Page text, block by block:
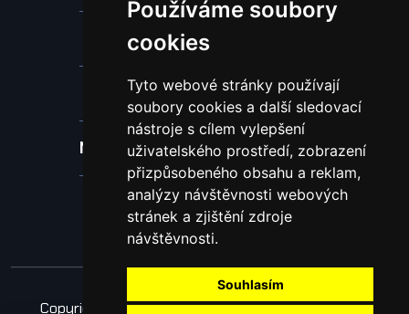
Používáme soubory
cookies
Tyto webové stránky používají
soubory cookies a další sledovací
nástroje s cílem vylepšení
uživatelského prostředí, zobrazení
přizpůsobeného obsahu a reklam,
analýzy návštěvnosti webových
stránek a zjištění zdroje
návštěvnosti.
Souhlasím
Nástroje pro ohraňovací lisy
Spotřební materiál a nástroje
Náhradní díly pro vodní paprsek
Laserové svařování
Copyright © 2026 Všechna práva vyhrazena